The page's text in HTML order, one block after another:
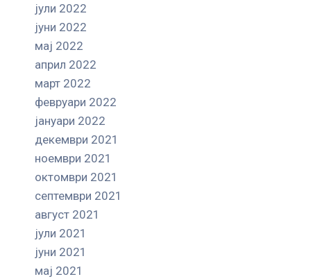
јули 2022
јуни 2022
мај 2022
април 2022
март 2022
февруари 2022
јануари 2022
декември 2021
ноември 2021
октомври 2021
септември 2021
август 2021
јули 2021
јуни 2021
мај 2021